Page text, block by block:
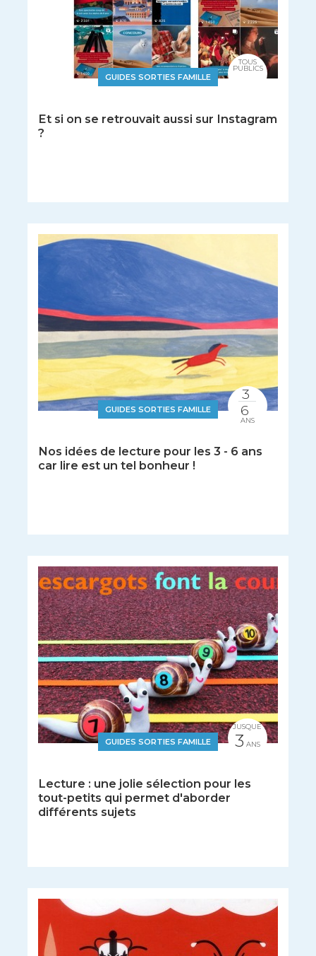
GUIDES SORTIES FAMILLE
Et si on se retrouvait aussi sur Instagram
?
TOUS
PUBLICS
GUIDES SORTIES FAMILLE
Nos idées de lecture pour les 3 - 6 ans
car lire est un tel bonheur !
3
6
ANS
GUIDES SORTIES FAMILLE
Lecture : une jolie sélection pour les
tout-petits qui permet d'aborder
différents sujets
JUSQUE
3 ANS